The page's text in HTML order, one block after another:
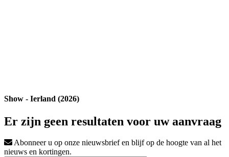
Show - Ierland (2026)
Er zijn geen resultaten voor uw aanvraag
Abonneer u op onze nieuwsbrief en blijf op de hoogte van al het
nieuws en kortingen.